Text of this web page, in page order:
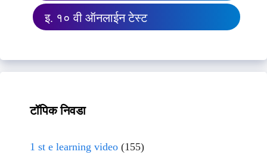
इ. १० वी ऑनलाईन टेस्ट
टॉपिक निवडा
1 st e learning video (155)